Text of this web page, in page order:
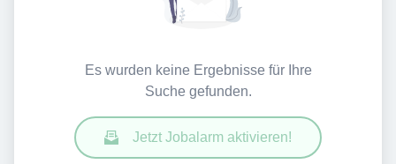
Es wurden keine Ergebnisse für Ihre
Suche gefunden.
Jetzt Jobalarm aktivieren!